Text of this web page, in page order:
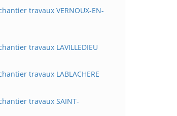
travaux VERNOUX-EN-
travaux LAVILLEDIEU
travaux LABLACHERE
travaux SAINT-